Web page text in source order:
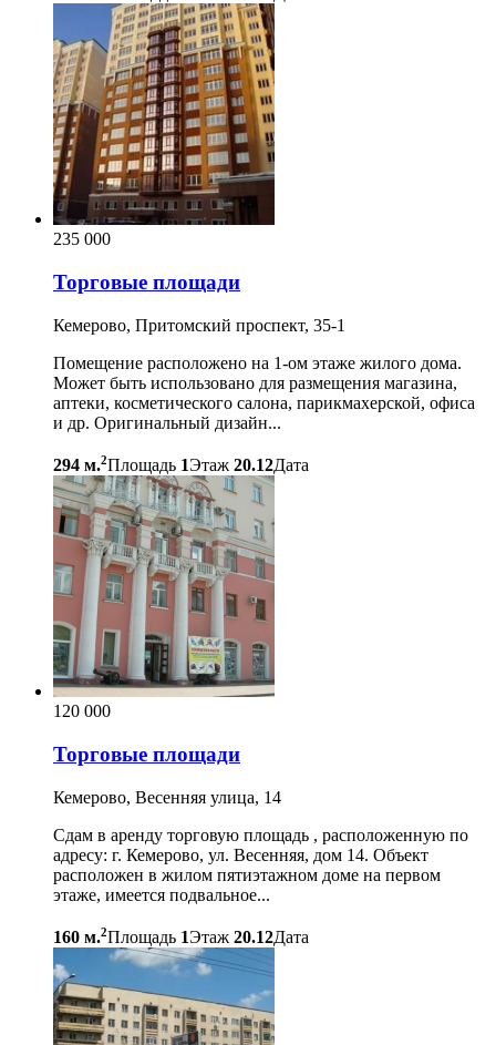
235 000
Торговые площади
Кемерово, Притомский проспект, 35-1
Помещение расположено на 1-ом этаже жилого дома.
Может быть использовано для размещения магазина,
аптеки, косметического салона, парикмахерской, офиса
и др. Оригинальный дизайн...
294 м.2Площадь 1Этаж 20.12Дата
120 000
Торговые площади
Кемерово, Весенняя улица, 14
Сдам в аренду торговую площадь , расположенную по
адресу: г. Кемерово, ул. Весенняя, дом 14. Объект
расположен в жилом пятиэтажном доме на первом
этаже, имеется подвальное...
160 м.2Площадь 1Этаж 20.12Дата